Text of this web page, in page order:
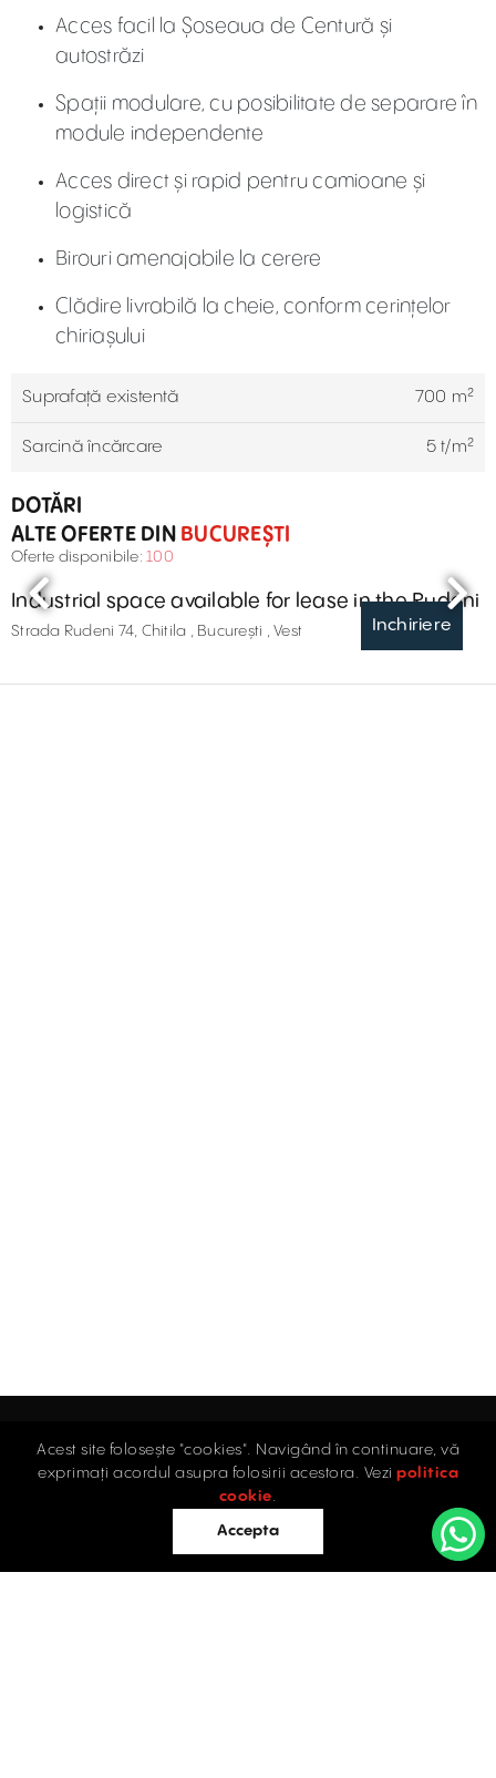
Acces facil la Șoseaua de Centură și
autostrăzi
Spații modulare, cu posibilitate de separare în
module independente
Acces direct și rapid pentru camioane și
logistică
Birouri amenajabile la cerere
Clădire livrabilă la cheie, conform cerințelor
chiriașului
Suprafață existentă 700 m²
Sarcină încărcare 5 t/m²
DOTĂRI
ALTE OFERTE DINBUCUREȘTI
Oferte disponibile: 100
Inchiriere
Industrial space available for lease in the Rudeni
Strada Rudeni 74, Chitila , București , Vest
Evaluări
Acest site folosește "cookies". Navigând în continuare, vă
exprimați acordul asupra folosirii acestora. Vezi politica
cookie.
Accepta